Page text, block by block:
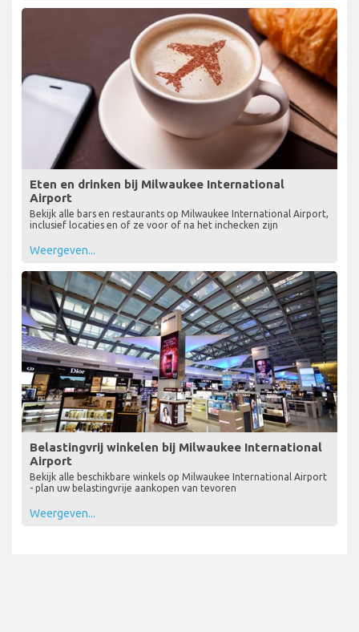
Eten en drinken bij Milwaukee International
Airport
Bekijk alle bars en restaurants op Milwaukee International Airport,
inclusief locaties en of ze voor of na het inchecken zijn
Weergeven...
Belastingvrij winkelen bij Milwaukee International
Airport
Bekijk alle beschikbare winkels op Milwaukee International Airport
- plan uw belastingvrije aankopen van tevoren
Weergeven...